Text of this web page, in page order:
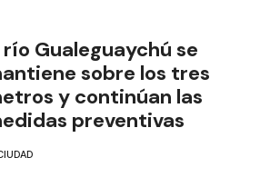
río Gualeguaychú se
sobre los tres
y continúan las
preventivas